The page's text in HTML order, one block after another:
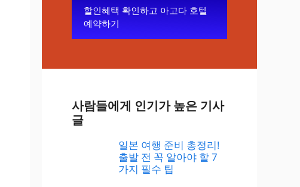
할인혜택 확인하고 아고다 호텔
예약하기
사람들에게 인기가 높은 기사
글
일본 여행 준비 총정리!
출발 전 꼭 알아야 할 7
가지 필수 팁